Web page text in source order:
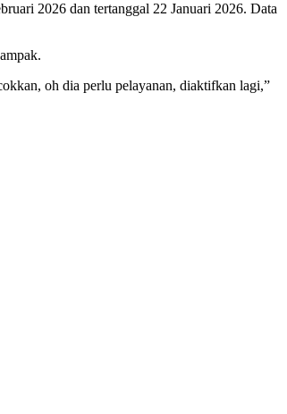
2026 dan tertanggal 22 Januari 2026. Data
oh dia perlu pelayanan, diaktifkan lagi,”